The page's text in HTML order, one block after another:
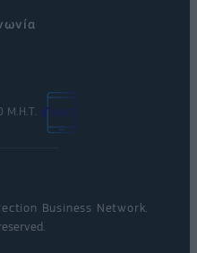
Μ.Η.Τ.
Business Network